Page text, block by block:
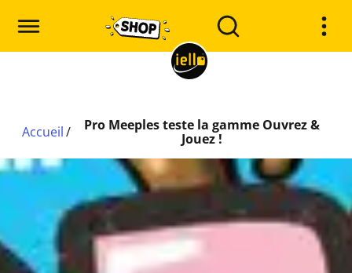
Accueil/
Pro Meeples teste la gamme Ouvrez &
Jouez !